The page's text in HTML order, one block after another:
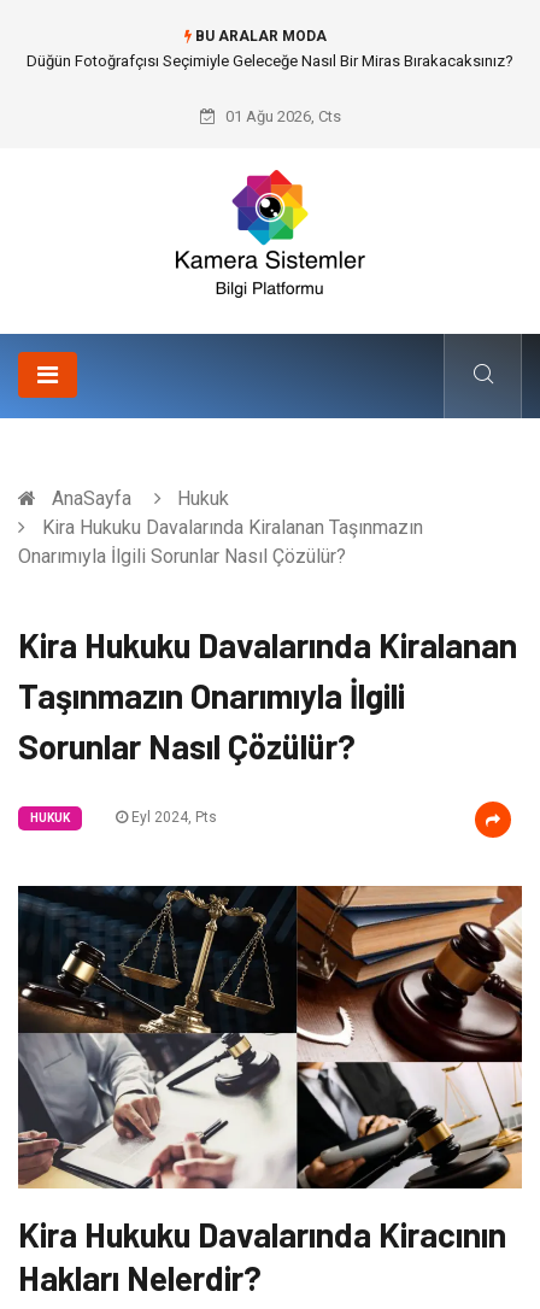
BU ARALAR MODA
Edremit Satılık Müstakil Ev Hayalimi Nasıl Gerçeğe Dönüştürdüm?
01 Ağu 2026, Cts
AnaSayfa
Hukuk
Kira Hukuku Davalarında Kiralanan Taşınmazın
Onarımıyla İlgili Sorunlar Nasıl Çözülür?
Kira Hukuku Davalarında Kiralanan
Taşınmazın Onarımıyla İlgili
Sorunlar Nasıl Çözülür?
HUKUK Eyl 2024, Pts
Kira Hukuku Davalarında Kiracının
Hakları Nelerdir?